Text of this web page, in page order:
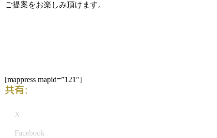
ご提案をお楽しみ頂けます。
[mappress mapid=”121″]
共有:
X
Facebook